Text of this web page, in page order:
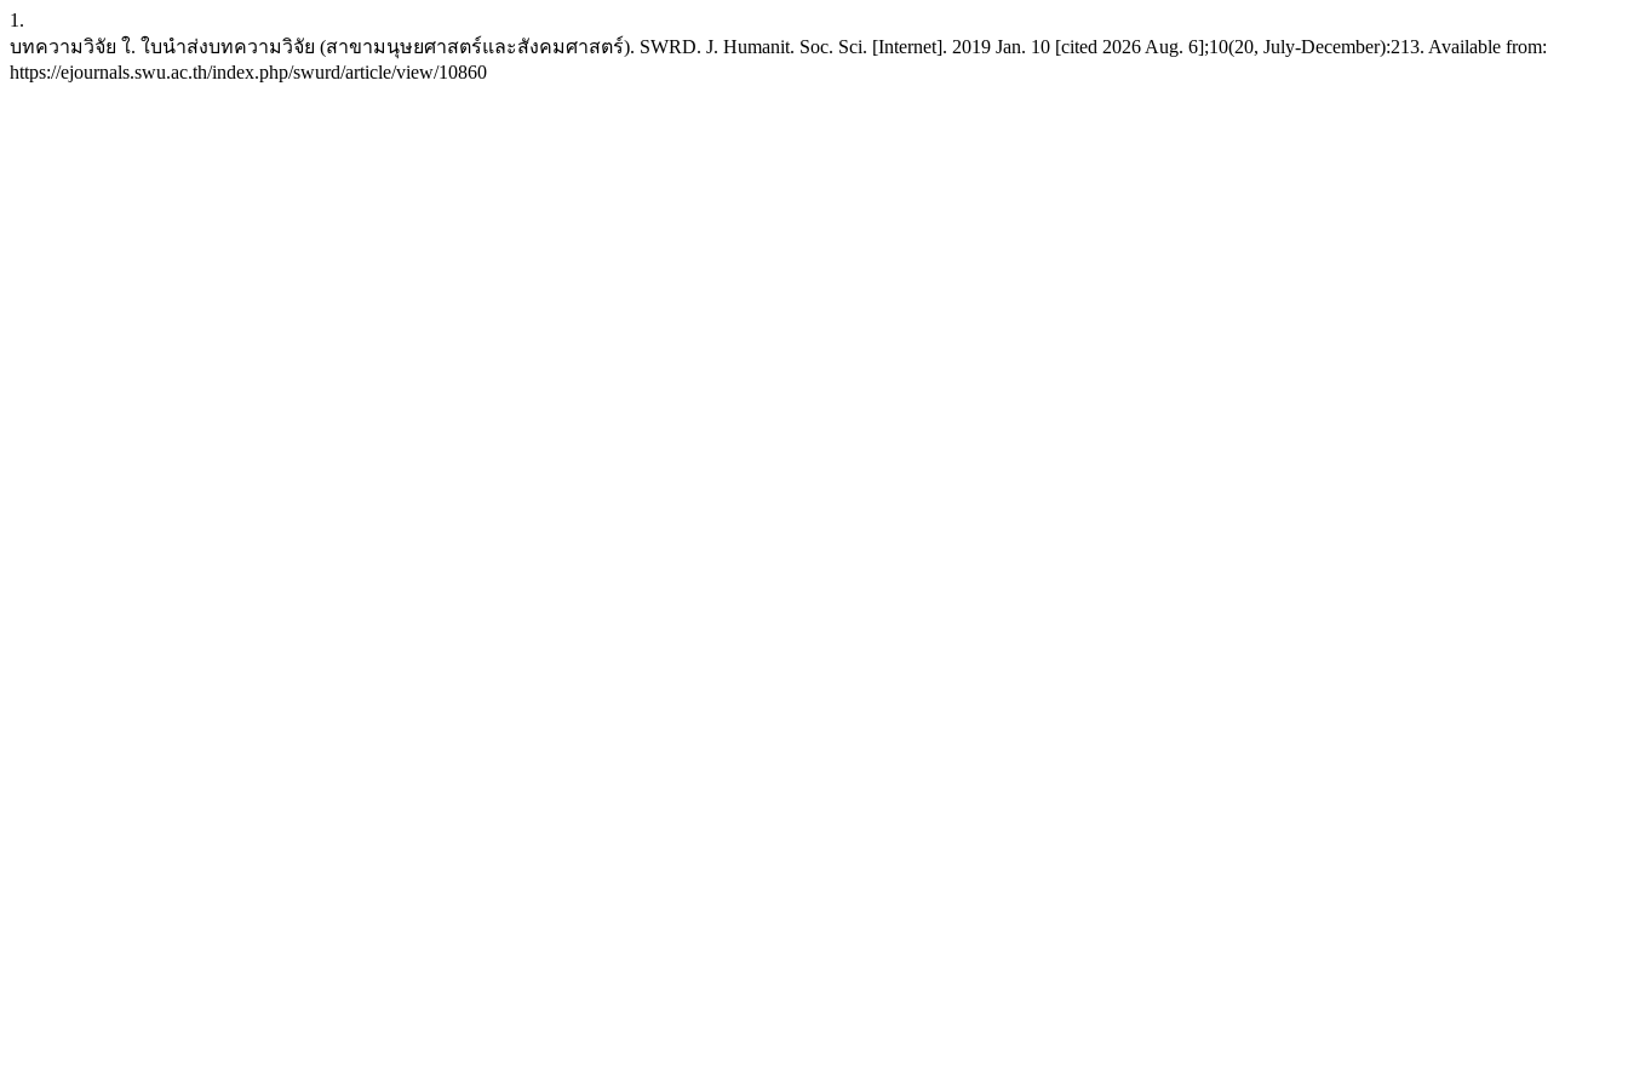
1.
บทความวิจัย ใ. ใบนำส่งบทความวิจัย (สาขามนุษยศาสตร์และสังคมศาสตร์). SWRD. J. Humanit. Soc. Sci. [Internet]. 2019 Jan. 10 [cited 2026 Aug. 6];10(20, July-December):213. Available from:
https://ejournals.swu.ac.th/index.php/swurd/article/view/10860